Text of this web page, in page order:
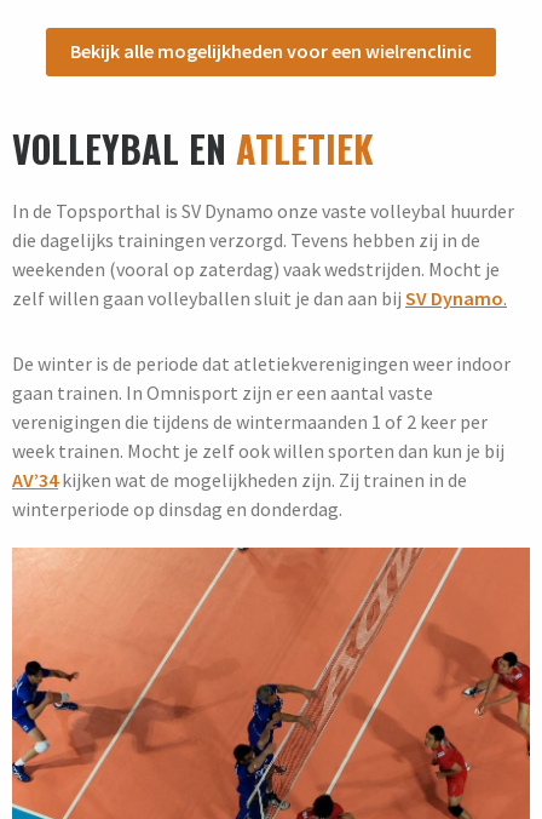
Bekijk alle mogelijkheden voor een wielrenclinic
VOLLEYBAL EN ATLETIEK
In de Topsporthal is SV Dynamo onze vaste volleybal huurder
die dagelijks trainingen verzorgd. Tevens hebben zij in de
weekenden (vooral op zaterdag) vaak wedstrijden. Mocht je
zelf willen gaan volleyballen sluit je dan aan bij SV Dynamo.
De winter is de periode dat atletiekverenigingen weer indoor
gaan trainen. In Omnisport zijn er een aantal vaste
verenigingen die tijdens de wintermaanden 1 of 2 keer per
week trainen. Mocht je zelf ook willen sporten dan kun je bij
AV’34kijken wat de mogelijkheden zijn. Zij trainen in de
winterperiode op dinsdag en donderdag.